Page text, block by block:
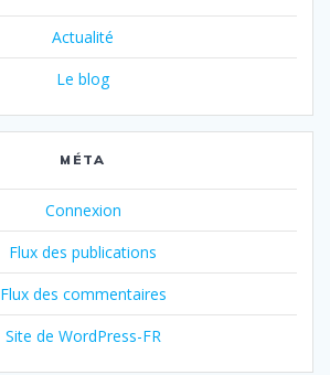
Actualité
Le blog
MÉTA
Connexion
Flux des publications
Flux des commentaires
Site de WordPress-FR